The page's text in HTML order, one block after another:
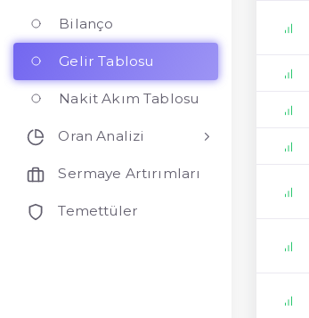
Bilanço
Gelir Tablosu
Nakit Akım Tablosu
Oran Analizi
Sermaye Artırımları
Temettüler